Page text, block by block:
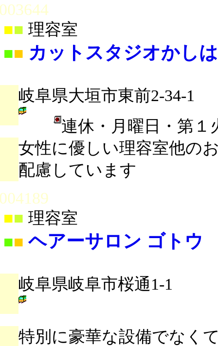
■ 理容室
■■ カットスタジオかし
岐阜県大垣市東前2-34-1
連休・月曜日・第１
女性に優しい理容室他の
配慮しています
■ 理容室
■■ ヘアーサロン ゴトウ
岐阜県岐阜市桜通1-1
特別に豪華な設備でなく